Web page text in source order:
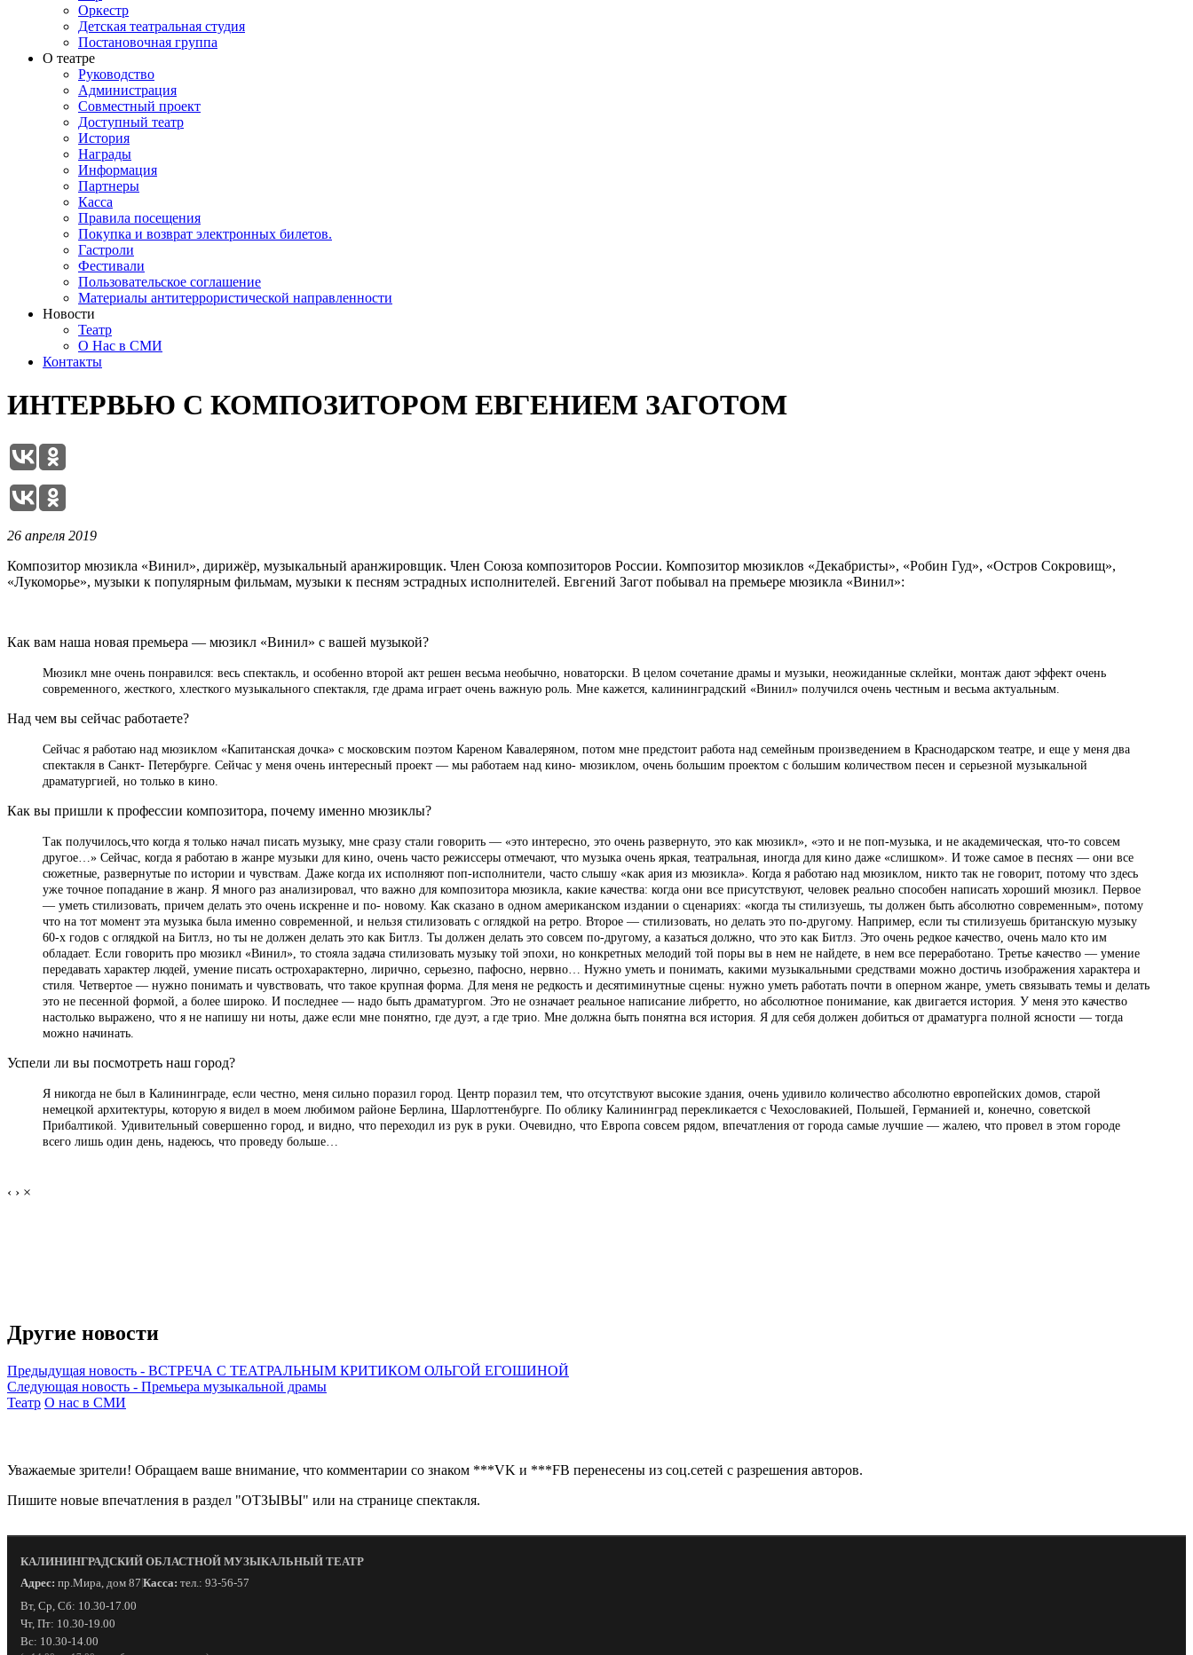
Оркестр
Детская театральная студия
Постановочная группа
О театре
Руководство
Администрация
Совместный проект
Доступный театр
История
Награды
Информация
Партнеры
Касса
Правила посещения
Покупка и возврат электронных билетов.
Гастроли
Фестивали
Пользовательское соглашение
Материалы антитеррористической направленности
Новости
Театр
О Нас в СМИ
Контакты
ИНТЕРВЬЮ С КОМПОЗИТОРОМ ЕВГЕНИЕМ ЗАГОТОМ
26 апреля 2019
Композитор мюзикла «Винил», дирижёр, музыкальный аранжировщик. Член Союза композиторов России. Композитор мюзиклов «Декабристы», «Робин Гуд», «Остров Сокровищ»,
«Лукоморье», музыки к популярным фильмам, музыки к песням эстрадных исполнителей. Евгений Загот побывал на премьере мюзикла «Винил»:
Как вам наша новая премьера — мюзикл «Винил» с вашей музыкой?
Мюзикл мне очень понравился: весь спектакль, и особенно второй акт решен весьма необычно, новаторски. В целом сочетание драмы и музыки, неожиданные склейки, монтаж дают эффект очень
современного, жесткого, хлесткого музыкального спектакля, где драма играет очень важную роль. Мне кажется, калининградский «Винил» получился очень честным и весьма актуальным.
Над чем вы сейчас работаете?
Сейчас я работаю над мюзиклом «Капитанская дочка» с московским поэтом Кареном Кавалеряном, потом мне предстоит работа над семейным произведением в Краснодарском театре, и еще у меня два
спектакля в Санкт- Петербурге. Сейчас у меня очень интересный проект — мы работаем над кино- мюзиклом, очень большим проектом с большим количеством песен и серьезной музыкальной
драматургией, но только в кино.
Как вы пришли к профессии композитора, почему именно мюзиклы?
Так получилось,что когда я только начал писать музыку, мне сразу стали говорить — «это интересно, это очень развернуто, это как мюзикл», «это и не поп-музыка, и не академическая, что-то совсем
другое…» Сейчас, когда я работаю в жанре музыки для кино, очень часто режиссеры отмечают, что музыка очень яркая, театральная, иногда для кино даже «слишком». И тоже самое в песнях — они все
сюжетные, развернутые по истории и чувствам. Даже когда их исполняют поп-исполнители, часто слышу «как ария из мюзикла». Когда я работаю над мюзиклом, никто так не говорит, потому что здесь
уже точное попадание в жанр. Я много раз анализировал, что важно для композитора мюзикла, какие качества: когда они все присутствуют, человек реально способен написать хороший мюзикл. Первое
— уметь стилизовать, причем делать это очень искренне и по- новому. Как сказано в одном американском издании о сценариях: «когда ты стилизуешь, ты должен быть абсолютно современным», потому
что на тот момент эта музыка была именно современной, и нельзя стилизовать с оглядкой на ретро. Второе — стилизовать, но делать это по-другому. Например, если ты стилизуешь британскую музыку
60-х годов с оглядкой на Битлз, но ты не должен делать это как Битлз. Ты должен делать это совсем по-другому, а казаться должно, что это как Битлз. Это очень редкое качество, очень мало кто им
обладает. Если говорить про мюзикл «Винил», то стояла задача стилизовать музыку той эпохи, но конкретных мелодий той поры вы в нем не найдете, в нем все переработано. Третье качество — умение
передавать характер людей, умение писать острохарактерно, лирично, серьезно, пафосно, нервно… Нужно уметь и понимать, какими музыкальными средствами можно достичь изображения характера и
стиля. Четвертое — нужно понимать и чувствовать, что такое крупная форма. Для меня не редкость и десятиминутные сцены: нужно уметь работать почти в оперном жанре, уметь связывать темы и делать
это не песенной формой, а более широко. И последнее — надо быть драматургом. Это не означает реальное написание либретто, но абсолютное понимание, как двигается история. У меня это качество
настолько выражено, что я не напишу ни ноты, даже если мне понятно, где дуэт, а где трио. Мне должна быть понятна вся история. Я для себя должен добиться от драматурга полной ясности — тогда
можно начинать.
Успели ли вы посмотреть наш город?
Я никогда не был в Калининграде, если честно, меня сильно поразил город. Центр поразил тем, что отсутствуют высокие здания, очень удивило количество абсолютно европейских домов, старой
немецкой архитектуры, которую я видел в моем любимом районе Берлина, Шарлоттенбурге. По облику Калининград перекликается с Чехословакией, Польшей, Германией и, конечно, советской
Прибалтикой. Удивительный совершенно город, и видно, что переходил из рук в руки. Очевидно, что Европа совсем рядом, впечатления от города самые лучшие — жалею, что провел в этом городе
всего лишь один день, надеюсь, что проведу больше…
‹ › ×
Другие новости
Предыдущая новость - ВСТРЕЧА С ТЕАТРАЛЬНЫМ КРИТИКОМ ОЛЬГОЙ ЕГОШИНОЙ
Следующая новость - Премьера музыкальной драмы
Театр О нас в СМИ
Уважаемые зрители! Обращаем ваше внимание, что комментарии со знаком ***VK и ***FB перенесены из соц.сетей с разрешения авторов.
Пишите новые впечатления в раздел "ОТЗЫВЫ" или на странице спектакля.
КАЛИНИНГРАДСКИЙ ОБЛАСТНОЙ МУЗЫКАЛЬНЫЙ ТЕАТР
Адрес: пр.Мира, дом 87 Касса: тел.: 93-56-57
Вт, Ср, Сб: 10.30-17.00
Чт, Пт: 10.30-19.00
Вс: 10.30-14.00